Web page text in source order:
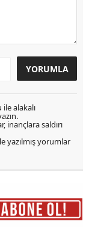
alakalı
inançlara saldırı
yazılmış yorumlar